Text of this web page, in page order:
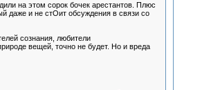
на этом сорок бочек арестантов. Плюс
даже и не стОит обсуждения в связи со
сознания, любители
вещей, точно не будет. Но и вреда